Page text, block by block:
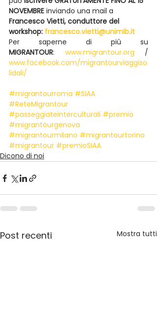
NOVEMBRE inviando una mail a
Francesco Vietti, conduttore del
workshop: francesco.vietti@unimib.it
MIGRANTOUR: www.migrantour.org
www.facebook.com/migrantourviaggiso
lidali/
#migrantourroma #SIAA
#ReteMigrantour
#passeggiateinterculturali #premio
#migrantourgenova
#migrantourmilano #migrantourtorino
#migrantour #premioSIAA
Dicono di noi
Post recenti Mostra tutti